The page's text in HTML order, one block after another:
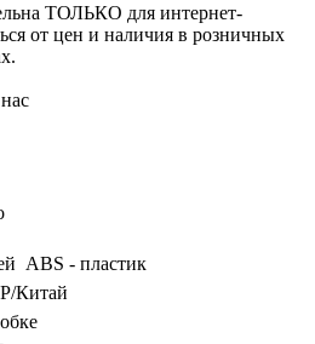
ТОЛЬКО для интернет-
от цен и наличия в розничных
ABS - пластик
Китай